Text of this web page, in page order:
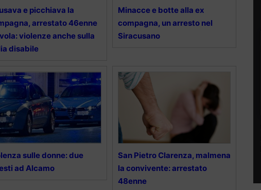
e picchiava la
arrestato 46enne
violenze anche sulla
disabile
Minacce e botte alla ex
compagna, un arresto nel
Siracusano
sulle donne: due
ad Alcamo
San Pietro Clarenza, malmena
la convivente: arrestato
48enne